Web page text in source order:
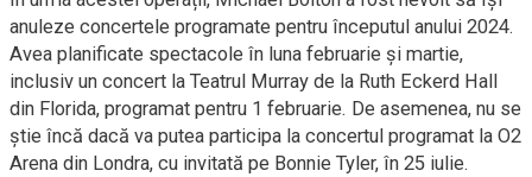
anuleze concertele programate pentru începutul anului 2024.
Avea planificate spectacole în luna februarie și martie,
inclusiv un concert la Teatrul Murray de la Ruth Eckerd Hall
din Florida, programat pentru 1 februarie. De asemenea, nu se
știe încă dacă va putea participa la concertul programat la O2
Arena din Londra, cu invitată pe Bonnie Tyler, în 25 iulie.